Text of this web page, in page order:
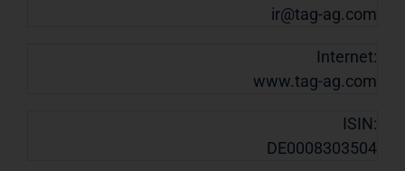
ir@tag-ag.com
Internet:
www.tag-ag.com
ISIN:
DE0008303504